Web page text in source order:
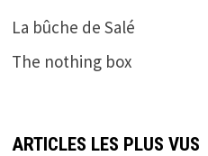
La bûche de Salé
The nothing box
ARTICLES LES PLUS VUS